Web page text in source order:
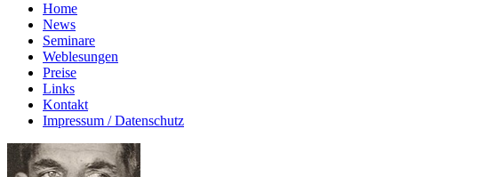
Home
News
Seminare
Weblesungen
Preise
Links
Kontakt
Impressum / Datenschutz